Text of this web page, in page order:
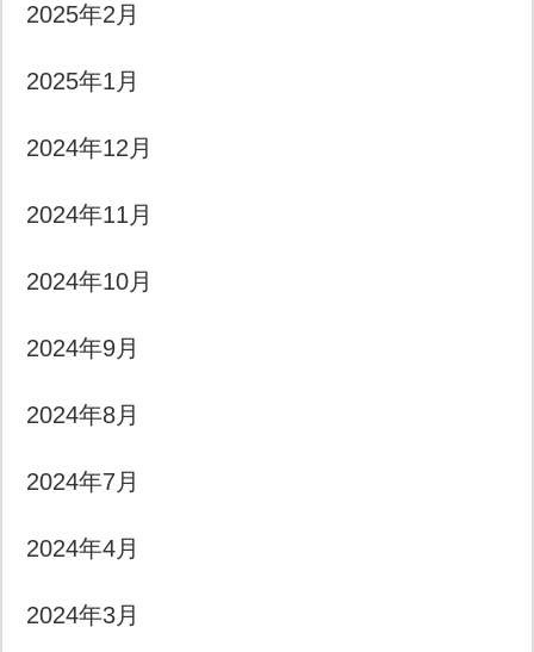
2025年2月
2025年1月
2024年12月
2024年11月
2024年10月
2024年9月
2024年8月
2024年7月
2024年4月
2024年3月